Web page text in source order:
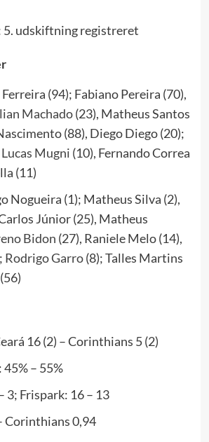
5. udskiftning registreret
(94); Fabiano Pereira (70),
Machado(23), Matheus Santos
(88), Diego Diego (20);
Lucas Mugni (10), Fernando Correa
(11)
Nogueira (1); Matheus Silva (2),
Júnior (25), Matheus
Bidon (27), Raniele Melo (14),
Rodrigo Garro(8); Talles Martins
16 (2) – Corinthians 5 (2)
– 55%
3; Frispark: 16 – 13
Corinthians 0,94